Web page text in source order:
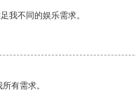
我不同的娱乐需求。
有需求。